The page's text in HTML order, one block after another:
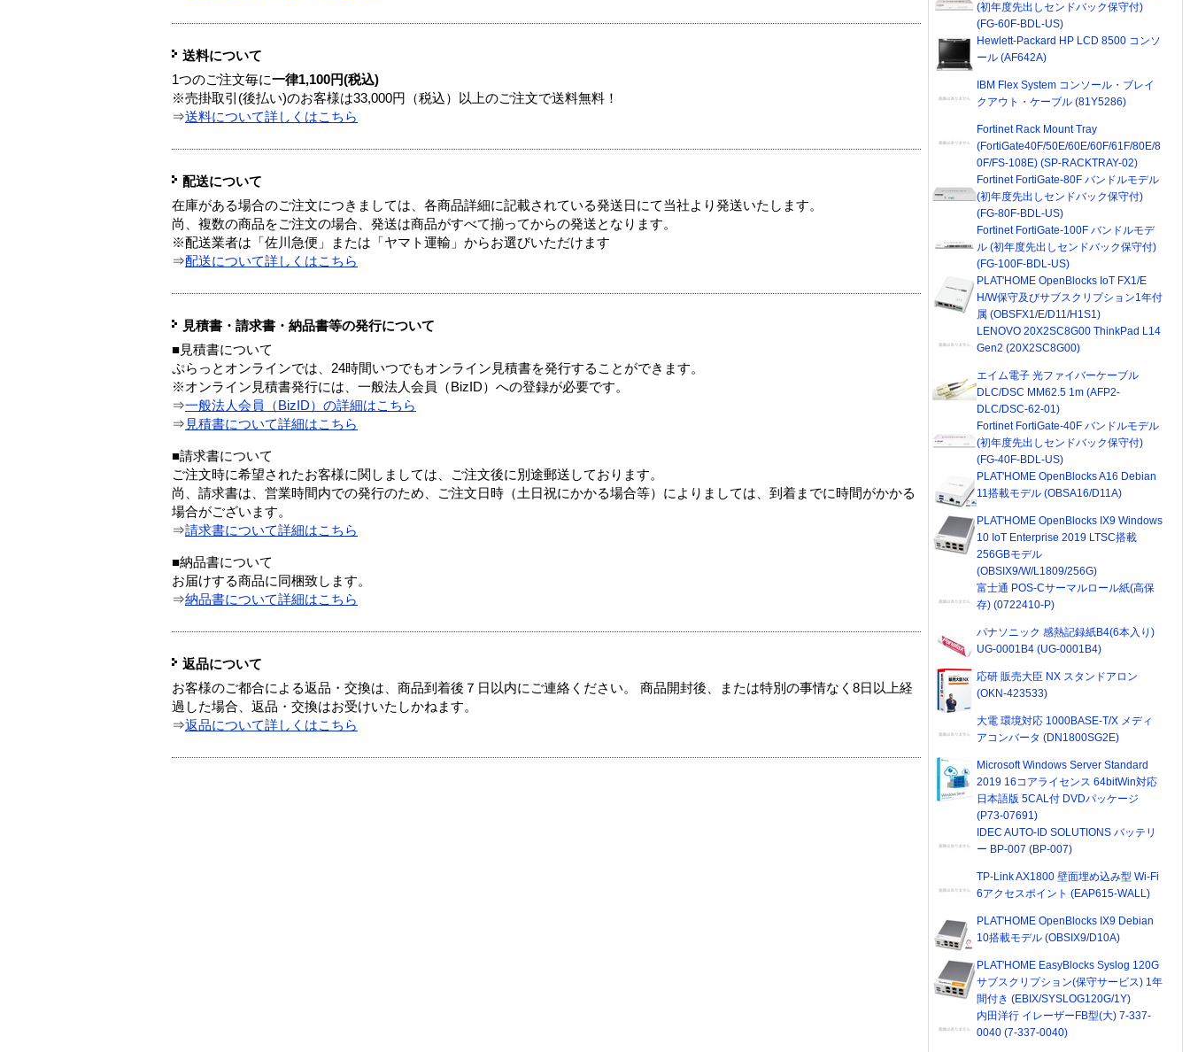
送料について
1つのご注文毎に一律1,100円(税込)
※売掛取引(後払い)のお客様は33,000円（税込）以上のご注文で送料無料！
⇒送料について詳しくはこちら
配送について
在庫がある場合のご注文につきましては、各商品詳細に記載されている発送日にて当社より発送いたします。
尚、複数の商品をご注文の場合、発送は商品がすべて揃ってからの発送となります。
※配送業者は「佐川急便」または「ヤマト運輸」からお選びいただけます
⇒配送について詳しくはこちら
見積書・請求書・納品書等の発行について
■見積書について
ぷらっとオンラインでは、24時間いつでもオンライン見積書を発行することができます。
※オンライン見積書発行には、一般法人会員（BizID）への登録が必要です。
⇒一般法人会員（BizID）の詳細はこちら
⇒ 見積書について詳細はこちら
■請求書について
ご注文時に希望されたお客様に関しましては、ご注文後に別途郵送しております。
尚、請求書は、営業時間内での発行のため、ご注文日時（土日祝にかかる場合等）によりましては、到着までに時間がかかる
場合がございます。
⇒請求書について詳細はこちら
■納品書について
お届けする商品に同梱致します。
⇒納品書について詳細はこちら
返品について
お客様のご都合による返品・交換は、商品到着後７日以内にご連絡ください。 商品開封後、または特別の事情なく8日以上経
過した場合、返品・交換はお受けいたしかねます。
⇒返品について詳しくはこちら
(初年度先出しセンドバック保守付)
(FG-60F-BDL-US)
Hewlett-Packard HP LCD 8500 コンソ
ール (AF642A)
IBM Flex System コンソール・ブレイ
クアウト・ケーブル (81Y5286)
Fortinet Rack Mount Tray
(FortiGate40F/50E/60E/60F/61F/80E/8
0F/FS-108E) (SP-RACKTRAY-02)
Fortinet FortiGate-80F バンドルモデル
(初年度先出しセンドバック保守付)
(FG-80F-BDL-US)
Fortinet FortiGate-100F バンドルモデ
ル (初年度先出しセンドバック保守付)
(FG-100F-BDL-US)
PLAT'HOME OpenBlocks IoT FX1/E
H/W保守及びサブスクリプション1年付
属 (OBSFX1/E/D11/H1S1)
LENOVO 20X2SC8G00 ThinkPad L14
Gen2 (20X2SC8G00)
エイム電子 光ファイバーケーブル
DLC/DSC MM62.5 1m (AFP2-
DLC/DSC-62-01)
Fortinet FortiGate-40F バンドルモデル
(初年度先出しセンドバック保守付)
(FG-40F-BDL-US)
PLAT'HOME OpenBlocks A16 Debian
11搭載モデル (OBSA16/D11A)
PLAT'HOME OpenBlocks IX9 Windows
10 IoT Enterprise 2019 LTSC搭載
256GBモデル
(OBSIX9/W/L1809/256G)
富士通 POS-Cサーマルロール紙(高保
存) (0722410-P)
パナソニック 感熱記録紙B4(6本入り)
UG-0001B4 (UG-0001B4)
応研 販売大臣 NX スタンドアロン
(OKN-423533)
大電 環境対応 1000BASE-T/X メディ
アコンバータ (DN1800SG2E)
Microsoft Windows Server Standard
2019 16コアライセンス 64bitWin対応
日本語版 5CAL付 DVDパッケージ
(P73-07691)
IDEC AUTO-ID SOLUTIONS バッテリ
ー BP-007 (BP-007)
TP-Link AX1800 壁面埋め込み型 Wi-Fi
6アクセスポイント (EAP615-WALL)
PLAT'HOME OpenBlocks IX9 Debian
10搭載モデル (OBSIX9/D10A)
PLAT'HOME EasyBlocks Syslog 120G
サブスクリプション(保守サービス) 1年
間付き (EBIX/SYSLOG120G/1Y)
内田洋行 イレーザーFB型(大) 7-337-
0040 (7-337-0040)